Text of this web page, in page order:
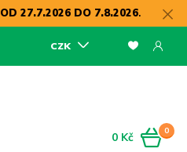
OD 27.7.2026 DO 7.8.2026.
CZK
0
0 Kč